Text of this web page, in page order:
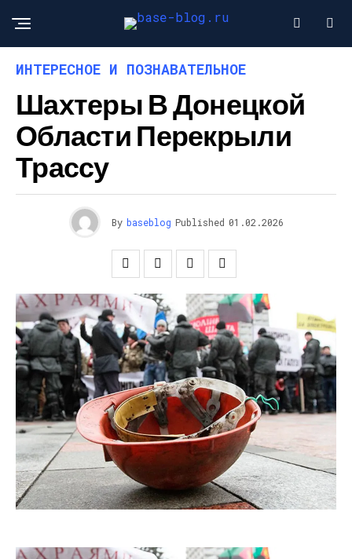
ИНТЕРЕСНОЕ И ПОЗНАВАТЕЛЬНОЕ
Шахтеры В Донецкой
Области Перекрыли
Трассу
By baseblog Published 01.02.2026